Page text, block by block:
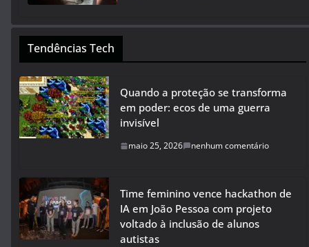
Tendências Tech
Quando a proteção se transforma
em poder: ecos de uma guerra
invisível
maio 25, 2026 nenhum comentário
Time feminino vence hackathon de
IA em João Pessoa com projeto
voltado à inclusão de alunos
autistas